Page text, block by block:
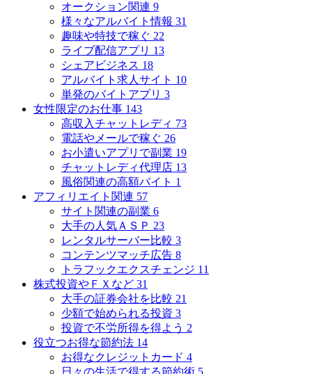
オークション関連 9
様々なアルバイト情報 31
趣味や特技で稼ぐ 22
ライブ配信アプリ 13
シェアビジネス 18
アルバイト求人サイト 10
単発のバイトアプリ 3
女性限定のお仕事 143
高収入チャットレディ 73
電話やメールで稼ぐ 26
お小遣いアプリで副業 19
チャットレディ代理店 13
風俗関連の高額バイト 1
アフィリエイト関連 57
サイト関連の副業 6
大手の人気ＡＳＰ 23
レンタルサーバー比較 3
コンテンツマッチ広告 8
トラフックエクスチェンジ 11
株式投資やＦＸなど 31
大手の証券会社を比較 21
少額で始められる投資 3
投資で不労所得を得よう 2
役立つお得な節約法 14
お得なクレジットカード 4